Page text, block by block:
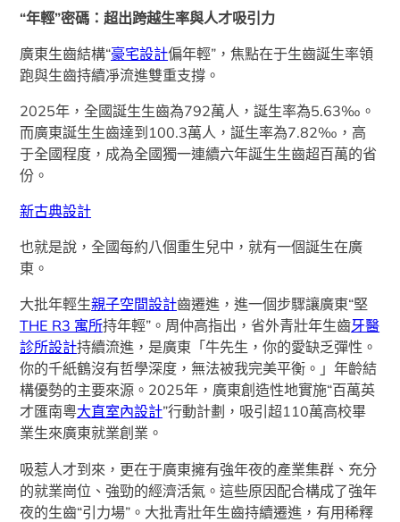
“年輕”密碼：超出跨越生率與人才吸引力
廣東生齒結構“豪宅設計偏年輕”，焦點在于生齒誕生率領
跑與生齒持續凈流進雙重支撐。
2025年，全國誕生生齒為792萬人，誕生率為5.63‰。
而廣東誕生生齒達到100.3萬人，誕生率為7.82‰，高
于全國程度，成為全國獨一連續六年誕生生齒超百萬的省
份。
新古典設計
也就是說，全國每約八個重生兒中，就有一個誕生在廣
東。
大批年輕生親子空間設計齒遷進，進一個步驟讓廣東“堅
THE R3 寓所持年輕”。周仲高指出，省外青壯年生齒牙醫
診所設計持續流進，是廣東「牛先生，你的愛缺乏彈性。
你的千紙鶴沒有哲學深度，無法被我完美平衡。」年齡結
構優勢的主要來源。2025年，廣東創造性地實施“百萬英
才匯南粵大直室內設計”行動計劃，吸引超110萬高校畢
業生來廣東就業創業。
吸惹人才到來，更在于廣東擁有強年夜的產業集群、充分
的就業崗位、強勁的經濟活氣。這些原因配合構成了強年
夜的生齒“引力場”。大批青壯年生齒持續遷進，有用稀釋